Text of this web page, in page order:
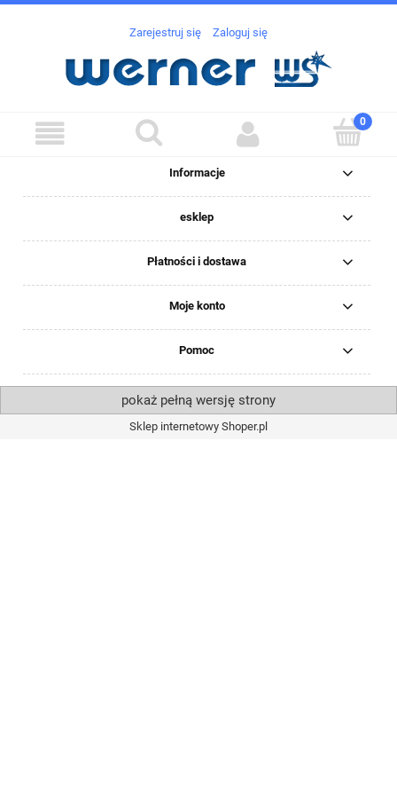
Zarejestruj się Zaloguj się
Informacje
esklep
Płatności i dostawa
Moje konto
Pomoc
pokaż pełną wersję strony
Sklep internetowy Shoper.pl